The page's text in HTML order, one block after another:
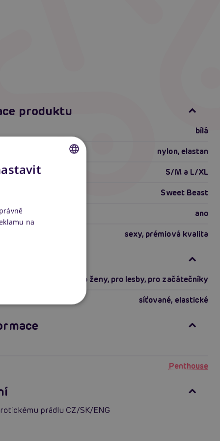
produktu
bílá
nylon, elastan
S/M a L/XL
Sweet Beast
ano
sexy, prémiová kvalita
pro ženy, pro lesby, pro začátečníky
síťované, elastické
Penthouse
prádlu CZ/SK/ENG
na